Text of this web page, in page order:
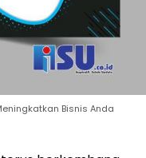
Bisnis Anda